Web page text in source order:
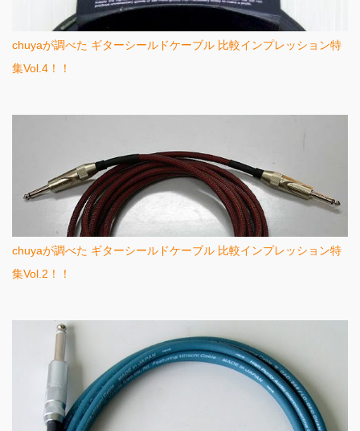
chuyaが調べた ギターシールドケーブル 比較インプレッション特
集Vol.4！！
chuyaが調べた ギターシールドケーブル 比較インプレッション特
集Vol.2！！